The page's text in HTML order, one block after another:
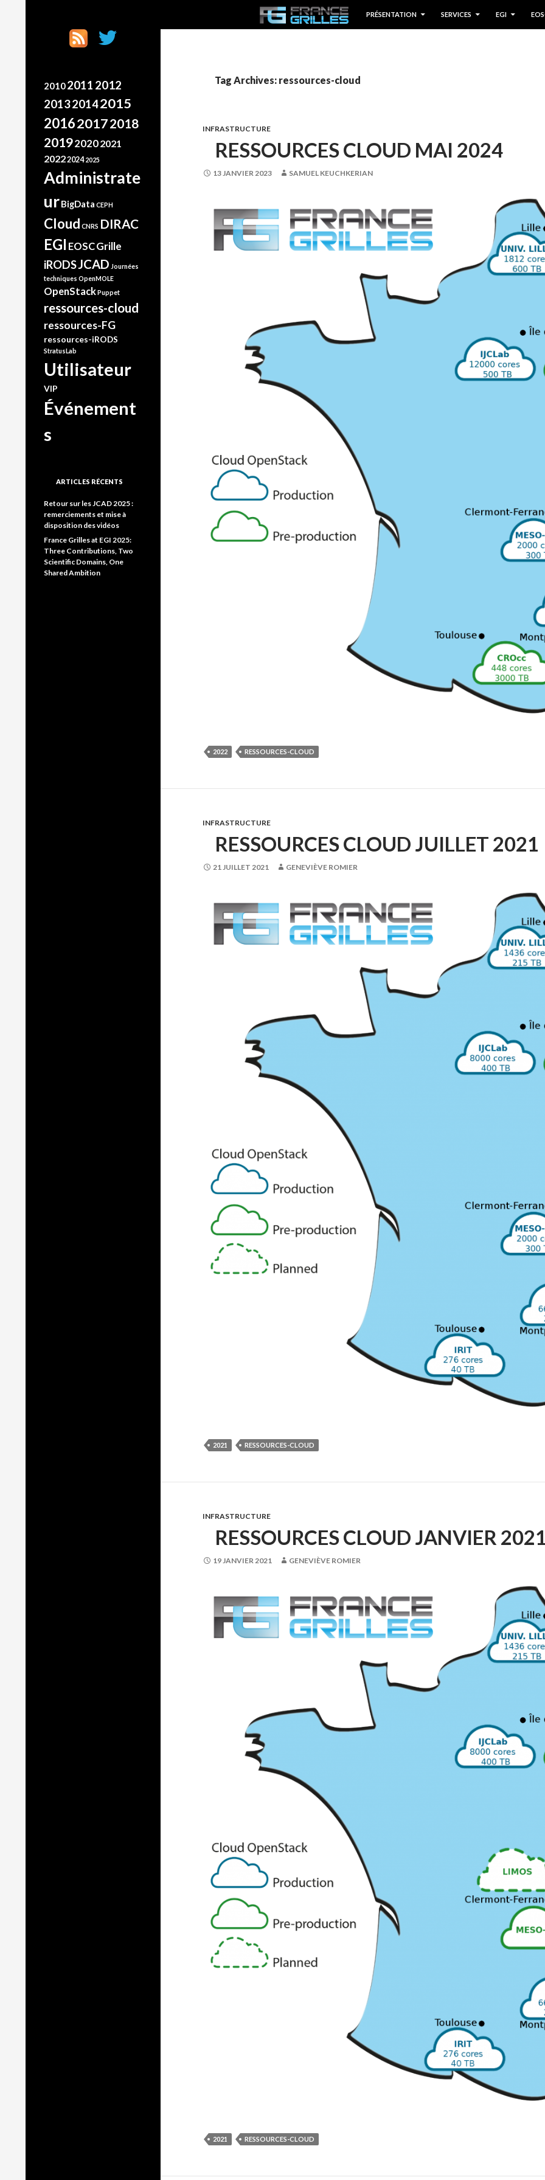
PRÉSENTATION
SERVICES EGI
Tag Archives: ressources-cloud
INFRASTRUCTURE
RESSOURCES CLOUD MAI 2024
13 JANVIER 2023 SAMUEL KEUCHKERIAN
2022 RESSOURCES-CLOUD
INFRASTRUCTURE
RESSOURCES CLOUD JUILLET 2021
21 JUILLET 2021 GENEVIÈVE ROMIER
2021 RESSOURCES-CLOUD
INFRASTRUCTURE
RESSOURCES CLOUD JANVIER
19 JANVIER 2021 GENEVIÈVE ROMIER
2021 RESSOURCES-CLOUD
Going the extra mile
20102011 2012
201320142015
201620172018
201920202021
20222024 2025
Administrate
urBigData CEPH
Cloud CNRS DIRAC
EGI EOSCGrille
iRODSJCAD Journées
techniques OpenMOLE
OpenStackPuppet
ressources-cloud
ressources-FG
ressources-iRODS
StratusLab
Utilisateur
VIP
Événement
s
ARTICLES RÉCENTS
Retour sur les JCAD 2025 :
remerciements et mise à
disposition des vidéos
France Grilles at EGI 2025:
Three Contributions, Two
Scientific Domains, One
Shared Ambition